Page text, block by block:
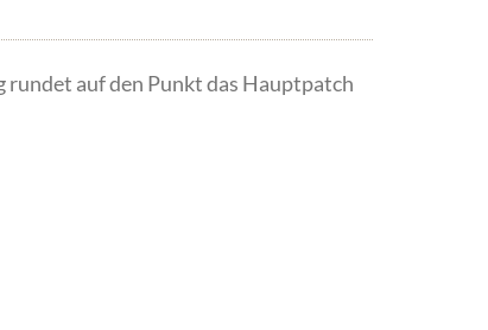
auf den Punkt das Hauptpatch